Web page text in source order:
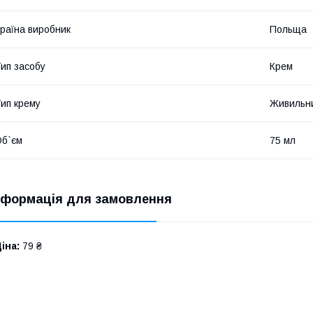
виробник Польща
засобу Крем
крему
75 мл
для замовлення
79 ₴